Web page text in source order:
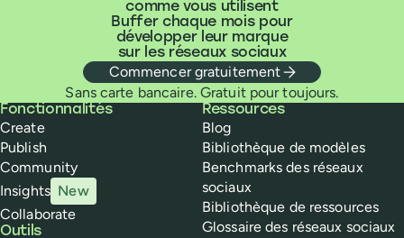
comme vous utilisent
Buffer chaque mois pour
développer leur marque
sur les réseaux sociaux
Commencer gratuitement
Sans carte bancaire. Gratuit pour toujours.
Buffer
Fonctionnalités
Create
Publish
Community
Insights New
Collaborate
Outils
Ressources
Blog
Bibliothèque de modèles
Benchmarks des réseaux
sociaux
Bibliothèque de ressources
Glossaire des réseaux sociaux